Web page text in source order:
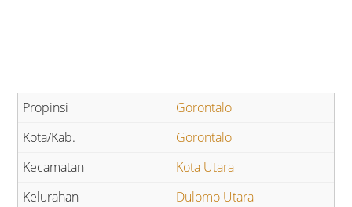
Gorontalo
Gorontalo
Kota Utara
Dulomo Utara